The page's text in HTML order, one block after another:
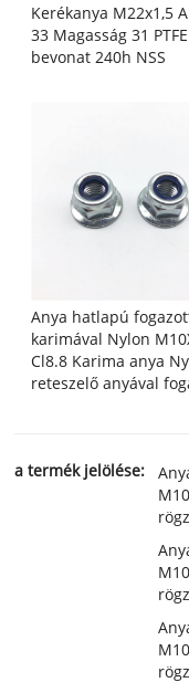
Kerékanya M22x1,5
33 Magasság 31 PTFE
bevonat 240h NSS
Anya hatlapú
karimával Nylon
Cl8.8 Karima anya
reteszelő anyával
a termék jelölése: